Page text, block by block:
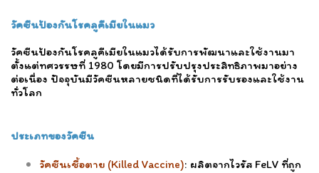
วัคซีนป้องกันโรคลูคีเมียในแมว
วัคซีนป้องกันโรคลูคีเมียในแมวได้รับการพัฒนาและใช้งานมา
ตั้งแต่ทศวรรษที่ 1980 โดยมีการปรับปรุงประสิทธิภาพมาอย่าง
ต่อเนื่อง ปัจจุบันมีวัคซีนหลายชนิดที่ได้รับการรับรองและใช้งาน
ทั่วโลก
ประเภทของวัคซีน
วัคซีนเชื้อตาย (Killed Vaccine): ผลิตจากไวรัส FeLV ที่ถูก